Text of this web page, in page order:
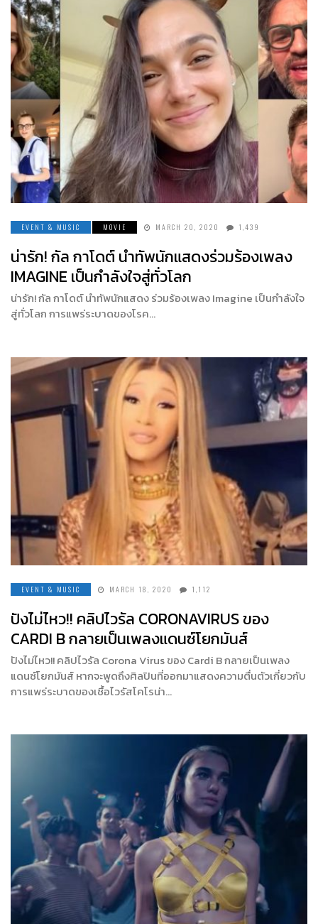
EVENT & MUSIC MOVIE MARCH 20, 2020 1,439
น่ารัก! กัล กาโดต์ นำทัพนักแสดงร่วมร้องเพลง
IMAGINE เป็นกำลังใจสู่ทั่วโลก
น่ารัก! กัล กาโดต์ นำทัพนักแสดง ร่วมร้องเพลง Imagine เป็นกำลังใจ
สู่ทั่วโลก การแพร่ระบาดของโรค…
EVENT & MUSIC MARCH 18, 2020 1,112
ปังไม่ไหว!! คลิปไวรัล CORONAVIRUS ของ
CARDI B กลายเป็นเพลงแดนซ์โยกมันส์
ปังไม่ไหว!! คลิปไวรัล Corona Virus ของ Cardi B กลายเป็นเพลง
แดนซ์โยกมันส์ หากจะพูดถึงศิลปินที่ออกมาแสดงความตื่นตัวเกี่ยวกับ
การแพร่ระบาดของเชื้อไวรัสโคโรน่า…